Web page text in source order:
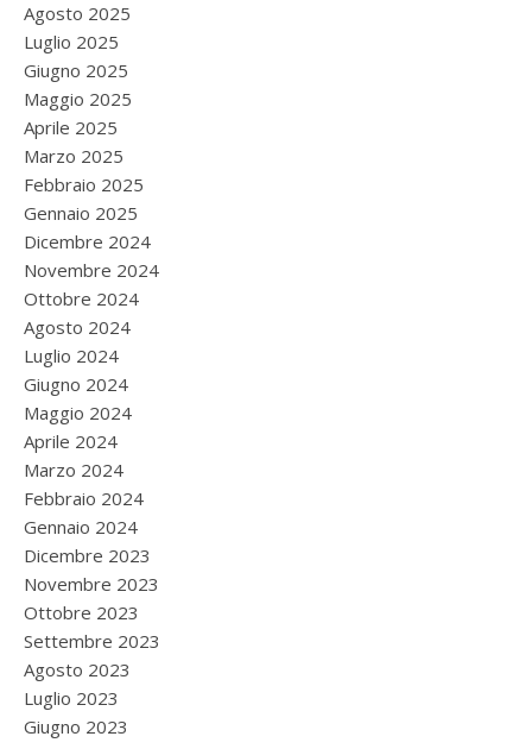
Agosto 2025
Luglio 2025
Giugno 2025
Maggio 2025
Aprile 2025
Marzo 2025
Febbraio 2025
Gennaio 2025
Dicembre 2024
Novembre 2024
Ottobre 2024
Agosto 2024
Luglio 2024
Giugno 2024
Maggio 2024
Aprile 2024
Marzo 2024
Febbraio 2024
Gennaio 2024
Dicembre 2023
Novembre 2023
Ottobre 2023
Settembre 2023
Agosto 2023
Luglio 2023
Giugno 2023